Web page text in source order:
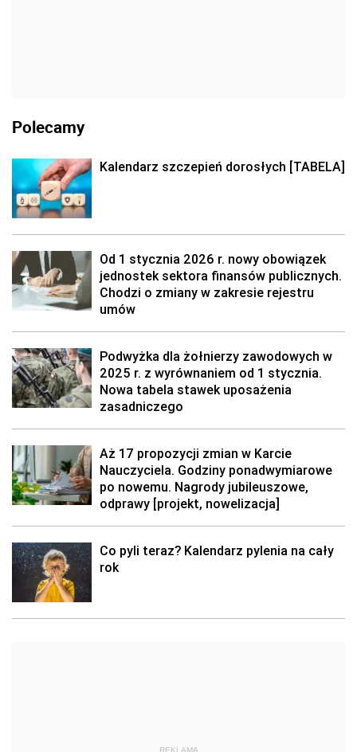
Polecamy
Kalendarz szczepień dorosłych [TABELA]
Od 1 stycznia 2026 r. nowy obowiązek
jednostek sektora finansów publicznych.
Chodzi o zmiany w zakresie rejestru
umów
Podwyżka dla żołnierzy zawodowych w
2025 r. z wyrównaniem od 1 stycznia.
Nowa tabela stawek uposażenia
zasadniczego
Aż 17 propozycji zmian w Karcie
Nauczyciela. Godziny ponadwymiarowe
po nowemu. Nagrody jubileuszowe,
odprawy [projekt, nowelizacja]
Co pyli teraz? Kalendarz pylenia na cały
rok
REKLAMA